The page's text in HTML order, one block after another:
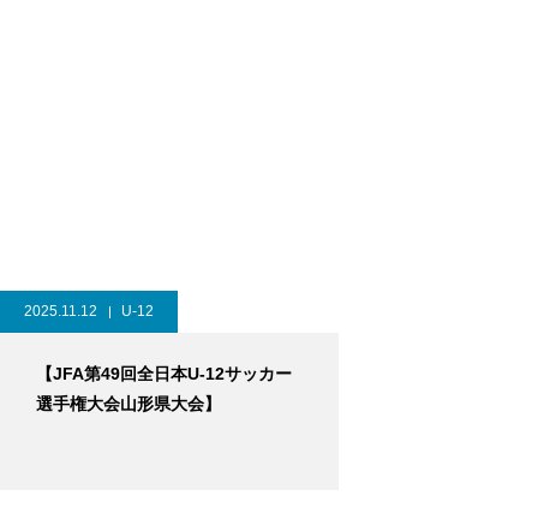
2025.11.12 U-12
【JFA第49回全日本U-12サッカー
選手権大会山形県大会】